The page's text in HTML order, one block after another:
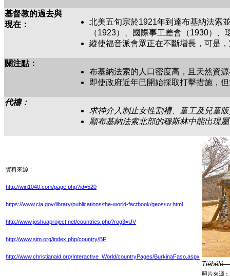
基督教的過去與
現在：
北美五旬宗於1921年到達布基納法索
（1923）、國際事工差會（1930）
縱使福音派會眾正在不斷增長，可是
關注點：
布基納法索的人口密度高，且天然資
即使政府近年已開始採取打擊措施，
代禱：
求神介入制止女性割禮、童工及兒童
願布基納法索北部的穆斯林中能出現
資料來源：
http://win1040.com/page.php?id=520
https://www.cia.gov/library/publications/the-world-factbook/geos/uv.html
http://www.joshuaproject.net/countries.php?rog3=UV
http://www.sim.org/index.php/country/BF
http://www.christianaid.org/Interactive_World/countryPages/BurkinaFaso.aspx
Tiébélé—
照片來源︰